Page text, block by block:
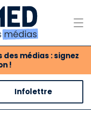
médias : signez
!
médias
Infolettre